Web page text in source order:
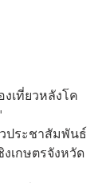
เที่ยวหลังโค
ประชาสัมพันธ์
งเกษตรจังหวัด